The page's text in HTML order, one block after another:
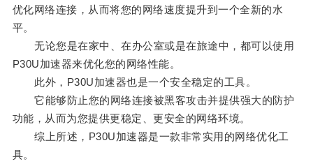
优化网络连接，从而将您的网络速度提升到一个全新的水
平。
无论您是在家中、在办公室或是在旅途中，都可以使用
P30U加速器来优化您的网络性能。
此外，P30U加速器也是一个安全稳定的工具。
它能够防止您的网络连接被黑客攻击并提供强大的防护
功能，从而为您提供更稳定、更安全的网络环境。
综上所述，P30U加速器是一款非常实用的网络优化工
具。